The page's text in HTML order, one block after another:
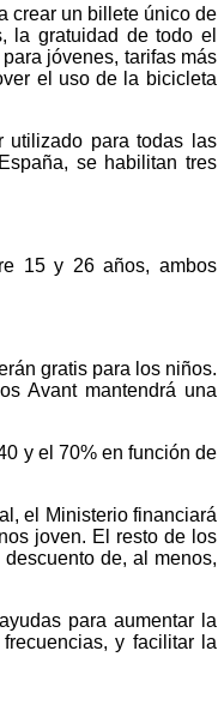
crear un billete único de
la gratuidad de todo el
jóvenes, tarifas más
el uso de la bicicleta
utilizado para todas las
se habilitan tres
15 y 26 años, ambos
gratis para los niños.
Avant mantendrá una
y el 70% en función de
el Ministerio financiará
joven. El resto de los
de, al menos,
para aumentar la
y facilitar la